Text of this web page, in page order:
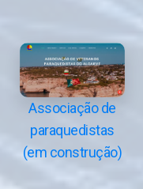
Associação de
paraquedistas
(em construção)